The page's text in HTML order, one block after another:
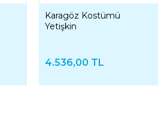
Karagöz Kostümü
Yetişkin
4.536,00 TL